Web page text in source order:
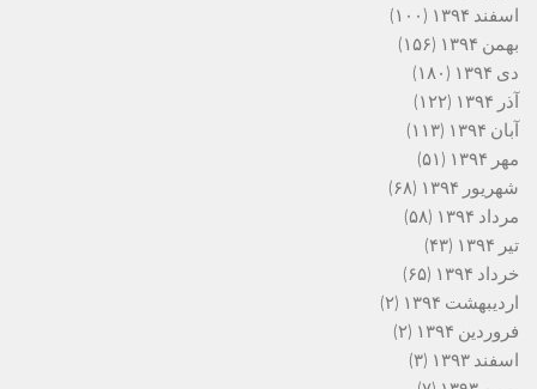
اسفند ۱۳۹۴
(۱۰۰)
بهمن ۱۳۹۴
(۱۵۶)
دی ۱۳۹۴
(۱۸۰)
آذر ۱۳۹۴
(۱۲۲)
آبان ۱۳۹۴
(۱۱۳)
مهر ۱۳۹۴
(۵۱)
شهریور ۱۳۹۴
(۶۸)
مرداد ۱۳۹۴
(۵۸)
تیر ۱۳۹۴
(۴۳)
خرداد ۱۳۹۴
(۶۵)
اردیبهشت ۱۳۹۴
(۲)
فروردین ۱۳۹۴
(۲)
اسفند ۱۳۹۳
(۳)